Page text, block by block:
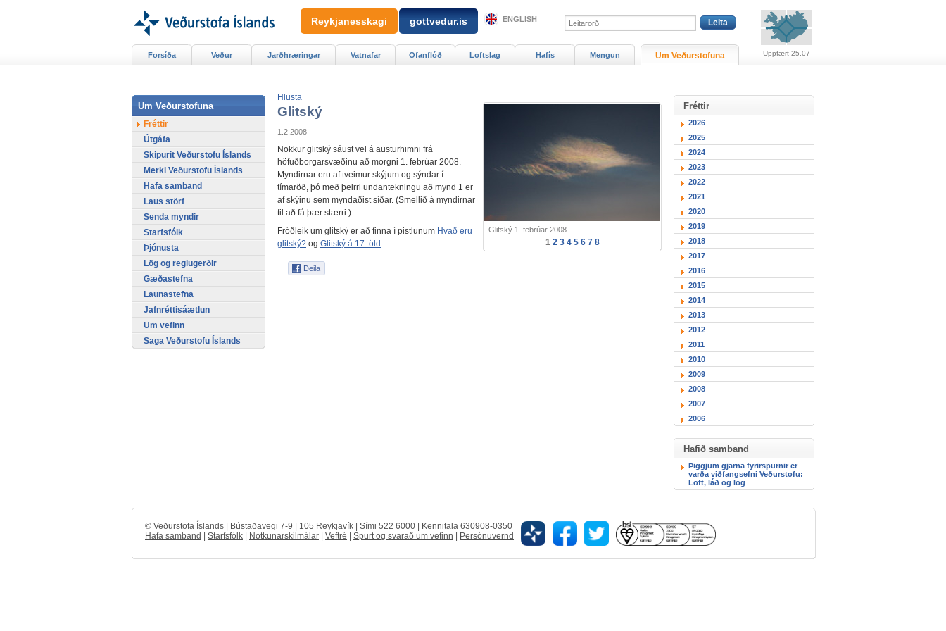
Hlusta
Glitský 1. febrúar 2008.
1 2 3 4 5 6 7 8
Glitský
1.2.2008
Nokkur glitský sáust vel á austurhimni frá
höfuðborgarsvæðinu að morgni 1. febrúar 2008.
Myndirnar eru af tveimur skýjum og sýndar í
tímaröð, þó með þeirri undantekningu að mynd 1 er
af skýinu sem myndaðist síðar. (Smellið á myndirnar
til að fá þær stærri.)
Fróðleik um glitský er að finna í pistlunum Hvað eru
glitský? og Glitský á 17. öld .
Fréttir
2026
2025
2024
2023
2022
2021
2020
2019
2018
2017
2016
2015
2014
2013
2012
2011
2010
2009
2008
2007
2006
Hafið samband
Þiggjum gjarna fyrirspurnir er
varða viðfangsefni Veðurstofu:
Loft, láð og lög
Forsíða Veður Jarðhræringar Vatnafar Ofanflóð Loftslag Hafís Mengun Um Veðurstofuna
Um Veðurstofuna
Fréttir
Útgáfa
Skipurit Veðurstofu Íslands
Merki Veðurstofu Íslands
Hafa samband
Laus störf
Senda myndir
Starfsfólk
Þjónusta
Lög og reglugerðir
Gæðastefna
Launastefna
Jafnréttisáætlun
Um vefinn
Saga Veðurstofu Íslands
Uppfært 25.07
Reykjanesskagi gottvedur.is ENGLISH
© Veðurstofa Íslands | Bústaðavegi 7-9 | 105 Reykjavík | Sími 522 6000 | Kennitala 630908-0350
Hafa samband | Starfsfólk | Notkunarskilmálar | Veftré | Spurt og svarað um vefinn | Persónuvernd